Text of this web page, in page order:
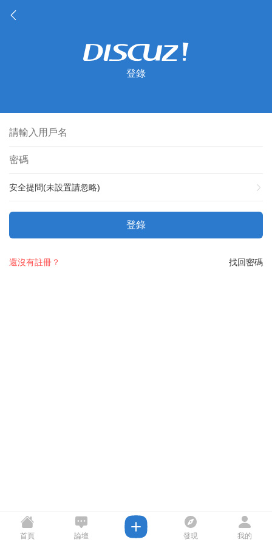
登錄
安全提問(未設置請忽略)
登錄
找回密碼
還沒有註冊？
首頁 論壇 發現 我的